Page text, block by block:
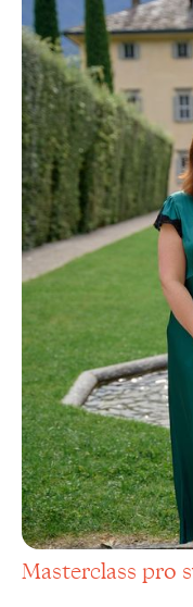
Masterclass pro